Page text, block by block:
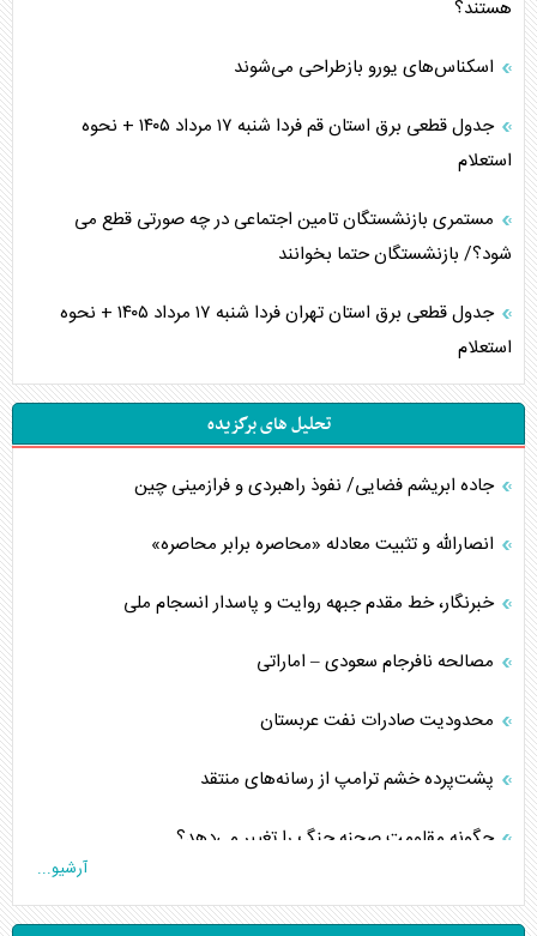
هستند؟
اسکناس‌های یورو بازطراحی می‌شوند
جدول قطعی برق استان قم فردا شنبه ۱۷ مرداد ۱۴۰۵ + نحوه
استعلام
مستمری بازنشستگان تامین اجتماعی در چه صورتی قطع می
شود؟/ بازنشستگان حتما بخوانند
جدول قطعی برق استان تهران فردا شنبه ۱۷ مرداد ۱۴۰۵ + نحوه
استعلام
تحلیل های برگزیده
جاده ابریشم فضایی/ نفوذ راهبردی و فرازمینی چین
انصارالله و تثبیت معادله «محاصره برابر محاصره»
خبرنگار، خط مقدم جبهه روایت و پاسدار انسجام ملی
مصالحه نافرجام سعودی – اماراتی
محدودیت صادرات نفت عربستان
پشت‌پرده خشم ترامپ از رسانه‌های منتقد
چگونه مقاومت صحنه جنگ را تغییر می‌دهد؟
آرشیو...